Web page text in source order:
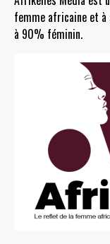
femme africaine et à
à 90% féminin.